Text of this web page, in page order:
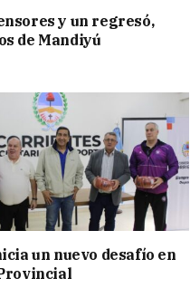
y un regresó,
de Mandiyú
un nuevo desafío en